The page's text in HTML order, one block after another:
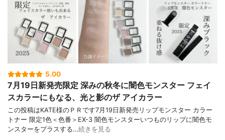
5.00
7月19日新発売限定 深みの秋冬に闇色モンスター フェイ
スカラーにもなる、光と影のザ アイカラー
この投稿はKATE様のＰＲです7月19日新発売リップモンスター カラー
トナー 限定1色＜色番＞EX-3 闇色モンスターいつものリップに闇色モ
ンスターをプラスする…続きを見る